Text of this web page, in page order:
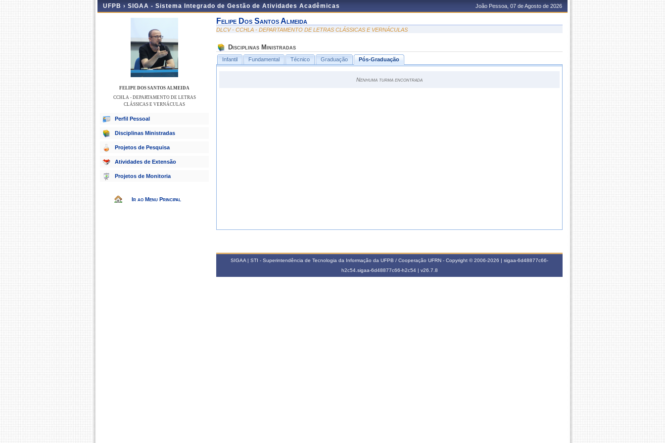
UFPB › SIGAA - Sistema Integrado de Gestão de Atividades Acadêmicas João Pessoa, 07 de Agosto de 2026
FELIPE DOS SANTOS ALMEIDA
CCHLA - DEPARTAMENTO DE LETRAS
CLÁSSICAS E VERNÁCULAS
Perfil Pessoal
Disciplinas Ministradas
Projetos de Pesquisa
Atividades de Extensão
Projetos de Monitoria
Ir ao Menu Principal
Felipe Dos Santos Almeida
DLCV - CCHLA - DEPARTAMENTO DE LETRAS CLÁSSICAS E VERNÁCULAS
Disciplinas Ministradas
Infantil Fundamental Técnico Graduação Pós-Graduação
Nenhuma turma encontrada
SIGAA | STI - Superintendência de Tecnologia da Informação da UFPB / Cooperação UFRN - Copyright © 2006-2026 | sigaa-6d48877c66-
h2c54.sigaa-6d48877c66-h2c54 | v26.7.8